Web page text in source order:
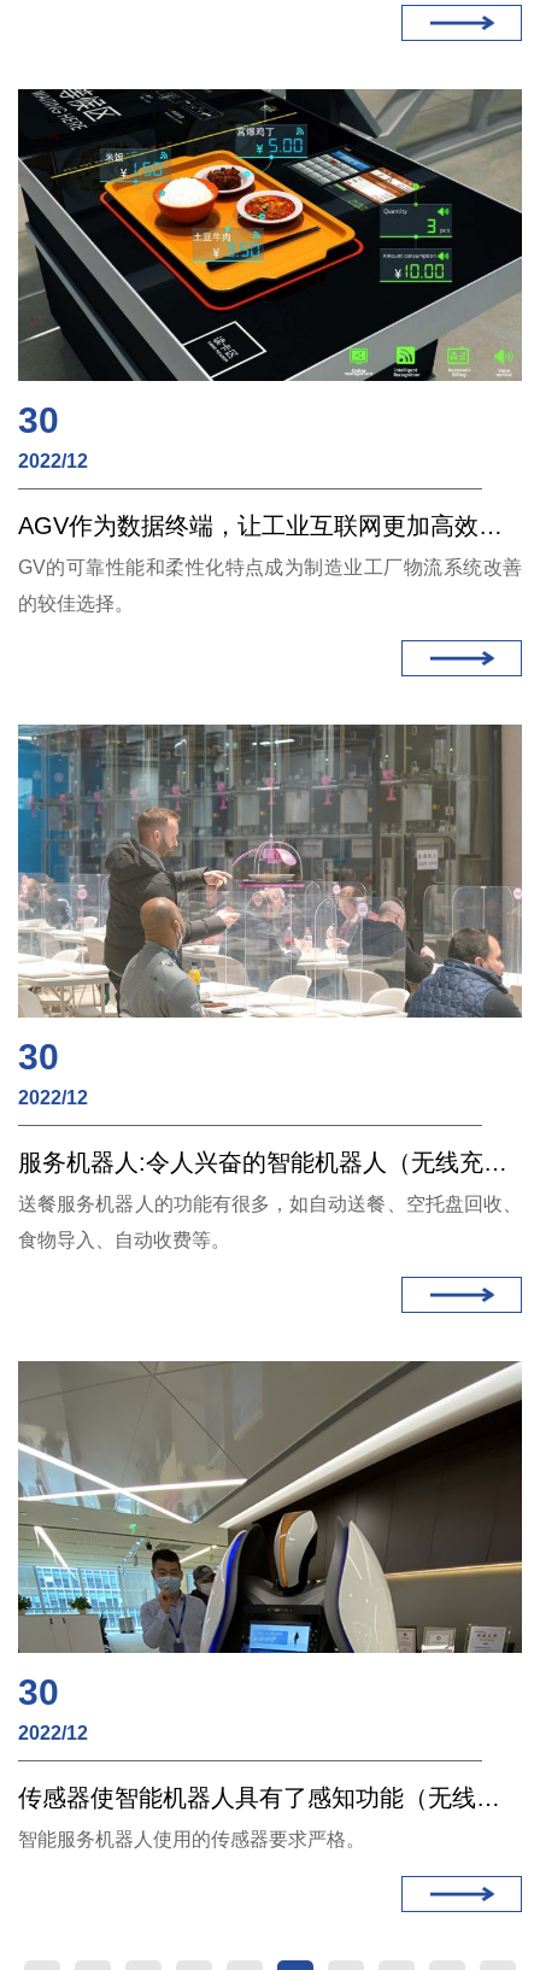
30
2022/12
AGV作为数据终端，让工业互联网更加高效（无线充电）
GV的可靠性能和柔性化特点成为制造业工厂物流系统改善
的较佳选择。
30
2022/12
服务机器人:令人兴奋的智能机器人（无线充电）
​送餐服务机器人的功能有很多，如自动送餐、空托盘回收、
食物导入、自动收费等。
30
2022/12
传感器使智能机器人具有了感知功能（无线充电）
智能服务机器人使用的传感器要求严格。